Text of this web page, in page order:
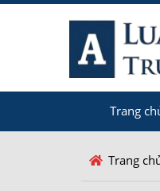
Trang
Trang